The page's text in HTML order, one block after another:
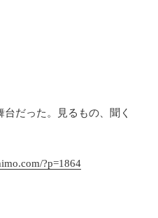
台だった。見るもの、聞く
?p=1864